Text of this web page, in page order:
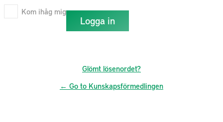
Kom ihåg mig
Glömt lösenordet?
← Go to Kunskapsförmedlingen